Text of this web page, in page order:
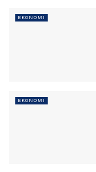
EKONOMI
EKONOMI